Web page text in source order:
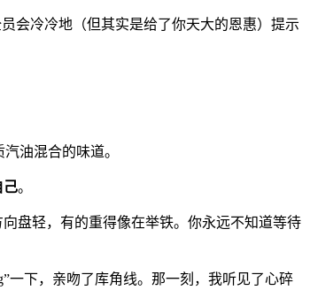
会冷冷地（但其实是给了你天大的恩惠）提示
油混合的味道。
己。
盘轻，有的重得像在举铁。你永远不知道等待
一下，亲吻了库角线。那一刻，我听见了心碎